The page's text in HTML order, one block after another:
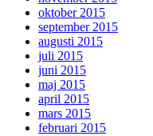
oktober 2015
september 2015
augusti 2015
juli 2015
juni 2015
maj 2015
april 2015
mars 2015
februari 2015